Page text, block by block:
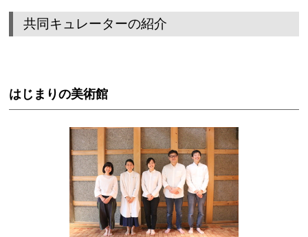
共同キュレーターの紹介
はじまりの美術館